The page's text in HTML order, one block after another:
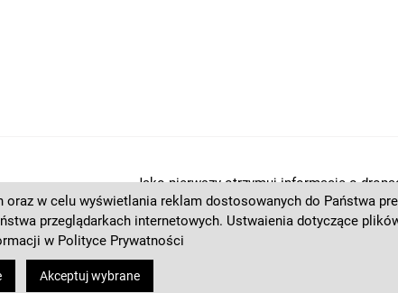
w celu wyświetlania reklam dostosowanych do Państwa
przeglądarkach internetowych. Ustwaienia dotyczące
w Polityce Prywatności
Akceptuj wybrane
Jako pierwszy otrzymuj informacje o
eventach palto.co.
Zapisz się do naszego newslettera!
270